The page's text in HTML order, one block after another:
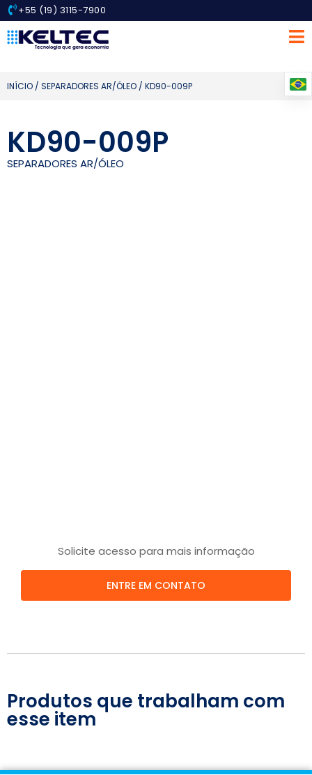
+55 (19) 3115-7900
INÍCIO / SEPARADORES AR/ÓLEO / KD90-009P
KD90-009P
SEPARADORES AR/ÓLEO
Solicite acesso para mais informação
ENTRE EM CONTATO
Produtos que trabalham com
esse item